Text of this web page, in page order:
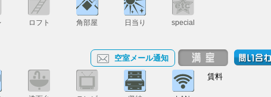
ロフト 角部屋 日当り special
空室メール通知
賃料